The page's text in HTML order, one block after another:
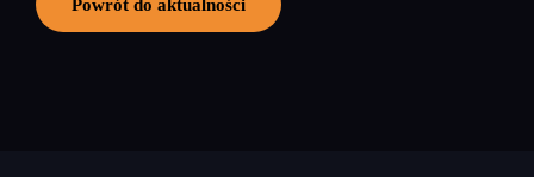
Powrót do aktualności